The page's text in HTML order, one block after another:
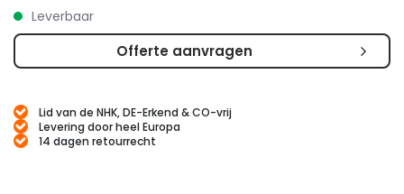
Leverbaar
Offerte aanvragen
Lid van de NHK, DE-Erkend & CO-vrij
Levering door heel Europa
14 dagen retourrecht